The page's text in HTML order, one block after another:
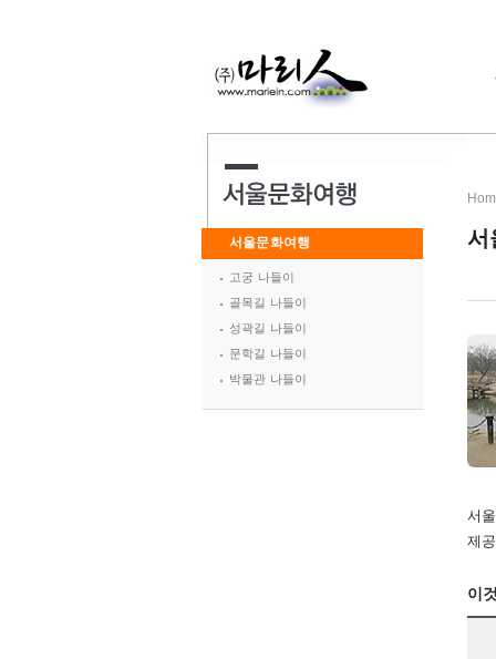
서울문화여행
고궁 나들이
골목길 나들이
성곽길 나들이
문학길 나들이
박물관 나들이
서
서
제
이